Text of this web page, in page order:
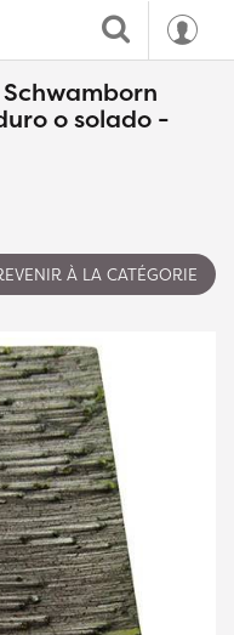
o solado -
À LA CATÉGORIE